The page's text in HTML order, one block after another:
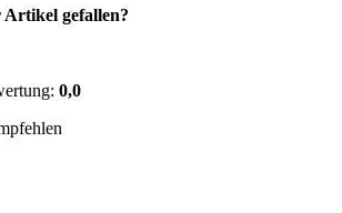
Artikel gefallen?
0,0